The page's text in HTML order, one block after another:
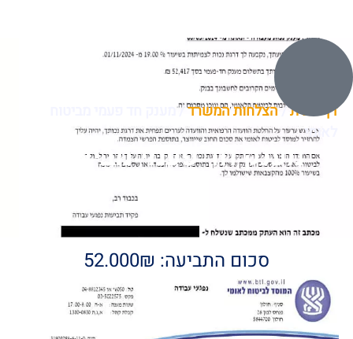
דף הבית/הצלחות המשרד/
לאומי
מענק חד פעמי מביטוח
סכום התביעה: 52.000₪